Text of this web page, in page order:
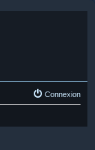
Connexion